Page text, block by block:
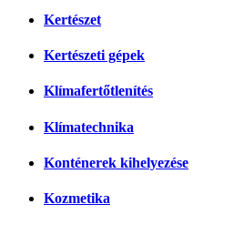
Kertészet
Kertészeti gépek
Klímafertőtlenítés
Klímatechnika
Konténerek kihelyezése
Kozmetika